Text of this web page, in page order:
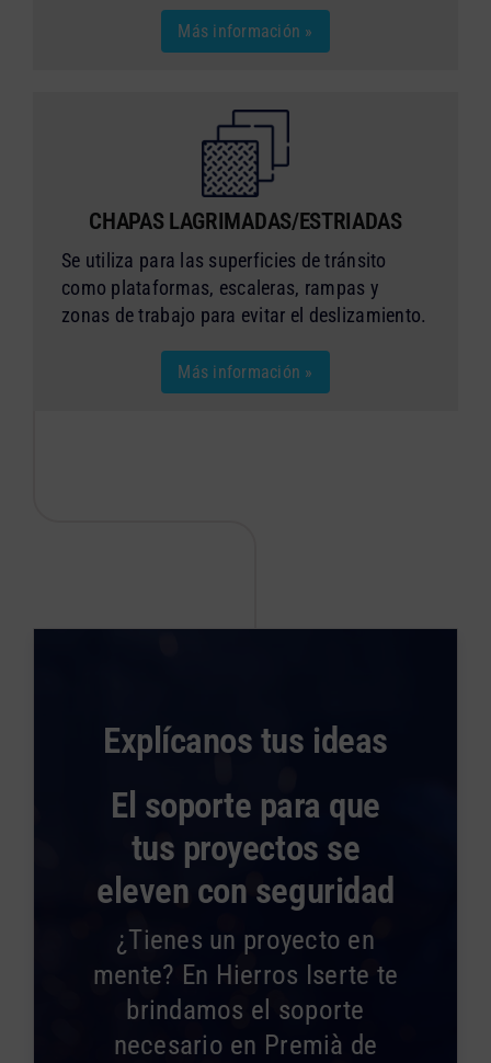
Más información »
CHAPAS LAGRIMADAS/ESTRIADAS
Se utiliza para las superficies de tránsito
como plataformas, escaleras, rampas y
zonas de trabajo para evitar el deslizamiento.
Más información »
Explícanos tus ideas
El soporte para que
tus proyectos se
eleven con seguridad
¿Tienes un proyecto en
mente? En Hierros Iserte te
brindamos el soporte
necesario en Premià de